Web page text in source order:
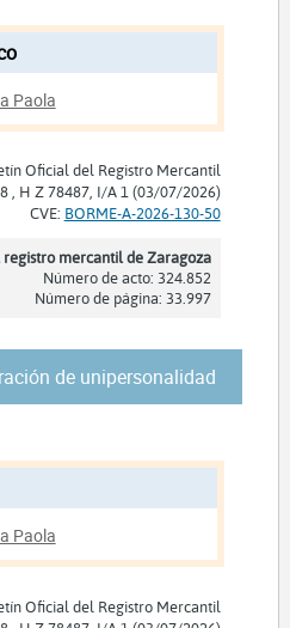
Paola
Oficial del Registro Mercantil
, H Z 78487, I/A 1 (03/07/2026)
CVE: BORME-A-2026-130-50
registro mercantil de Zaragoza
Número de acto: 324.852
Número de página: 33.997
de unipersonalidad
Paola
Oficial del Registro Mercantil